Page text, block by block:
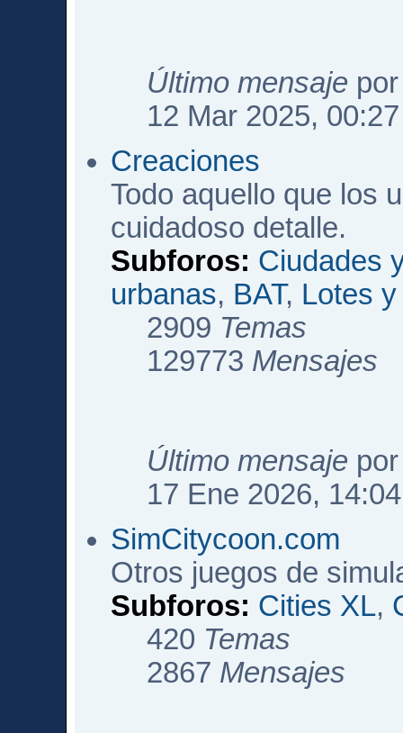
Último mensaje
12 Mar 2025, 00:27
Creaciones
Todo aquello que los
cuidadoso detalle.
Subforos: Ciudades
urbanas, BAT, Lotes
2909 Temas
129773 Mensajes
Último mensaje
17 Ene 2026, 14:04
SimCitycoon.com
Otros juegos de
Subforos: Cities XL,
420 Temas
2867 Mensajes